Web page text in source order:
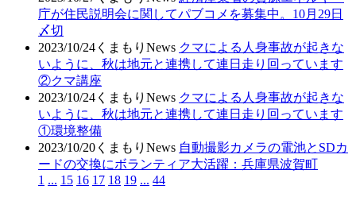
庁が住民説明会に関してパブコメを募集中。10月29日
〆切
2023/10/24 くまもりNews クマによる人身事故が起きな
いように、秋は地元と連携して連日走り回っています
②クマ講座
2023/10/24 くまもりNews クマによる人身事故が起きな
いように、秋は地元と連携して連日走り回っています
①環境整備
2023/10/20 くまもりNews 自動撮影カメラの電池とSDカ
ードの交換にボランティア大活躍：兵庫県波賀町
1 ... 15 16 17 18 19 ... 44